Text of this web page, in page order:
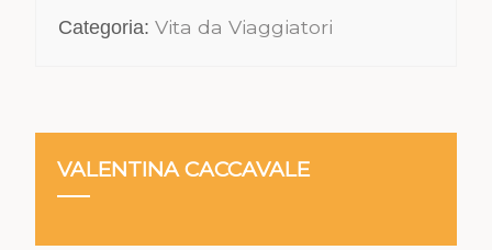
Categoria:Vita da Viaggiatori
VALENTINA CACCAVALE